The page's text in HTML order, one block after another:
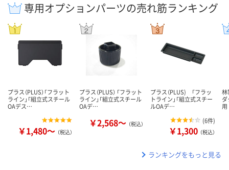
専用オプションパーツの売れ筋ランキング
プラス（PLUS）「フラット
ライン」「組立式スチール
OAデス…
￥1,480～ （税込）
プラス（PLUS） 「フラット
ライン」「組立式スチール
OAデ…
￥2,568～ （税込）
プラス（PLUS) 「フラッ
トライン」「組立式スチー
ルOAデ…
(6件)
￥1,300 （税込）
林
ダ
用
ランキングをもっと見る